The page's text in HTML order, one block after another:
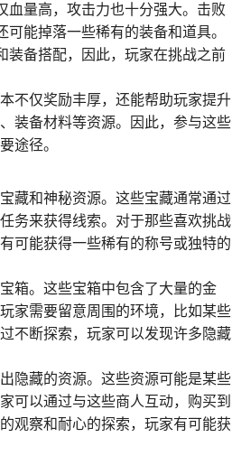
血量高，攻击力也十分强大。击败
能掉落一些稀有的装备和道具。
装备搭配，因此，玩家在挑战之前
不仅奖励丰厚，还能帮助玩家提升
装备材料等资源。因此，参与这些
途径。
藏和神秘资源。这些宝藏通常通过
务来获得线索。对于那些喜欢挑战
可能获得一些稀有的称号或独特的
箱。这些宝箱中包含了大量的金
家需要留意周围的环境，比如某些
不断探索，玩家可以发现许多隐藏
隐藏的资源。这些资源可能是某些
可以通过与这些商人互动，购买到
观察和耐心的探索，玩家有可能获